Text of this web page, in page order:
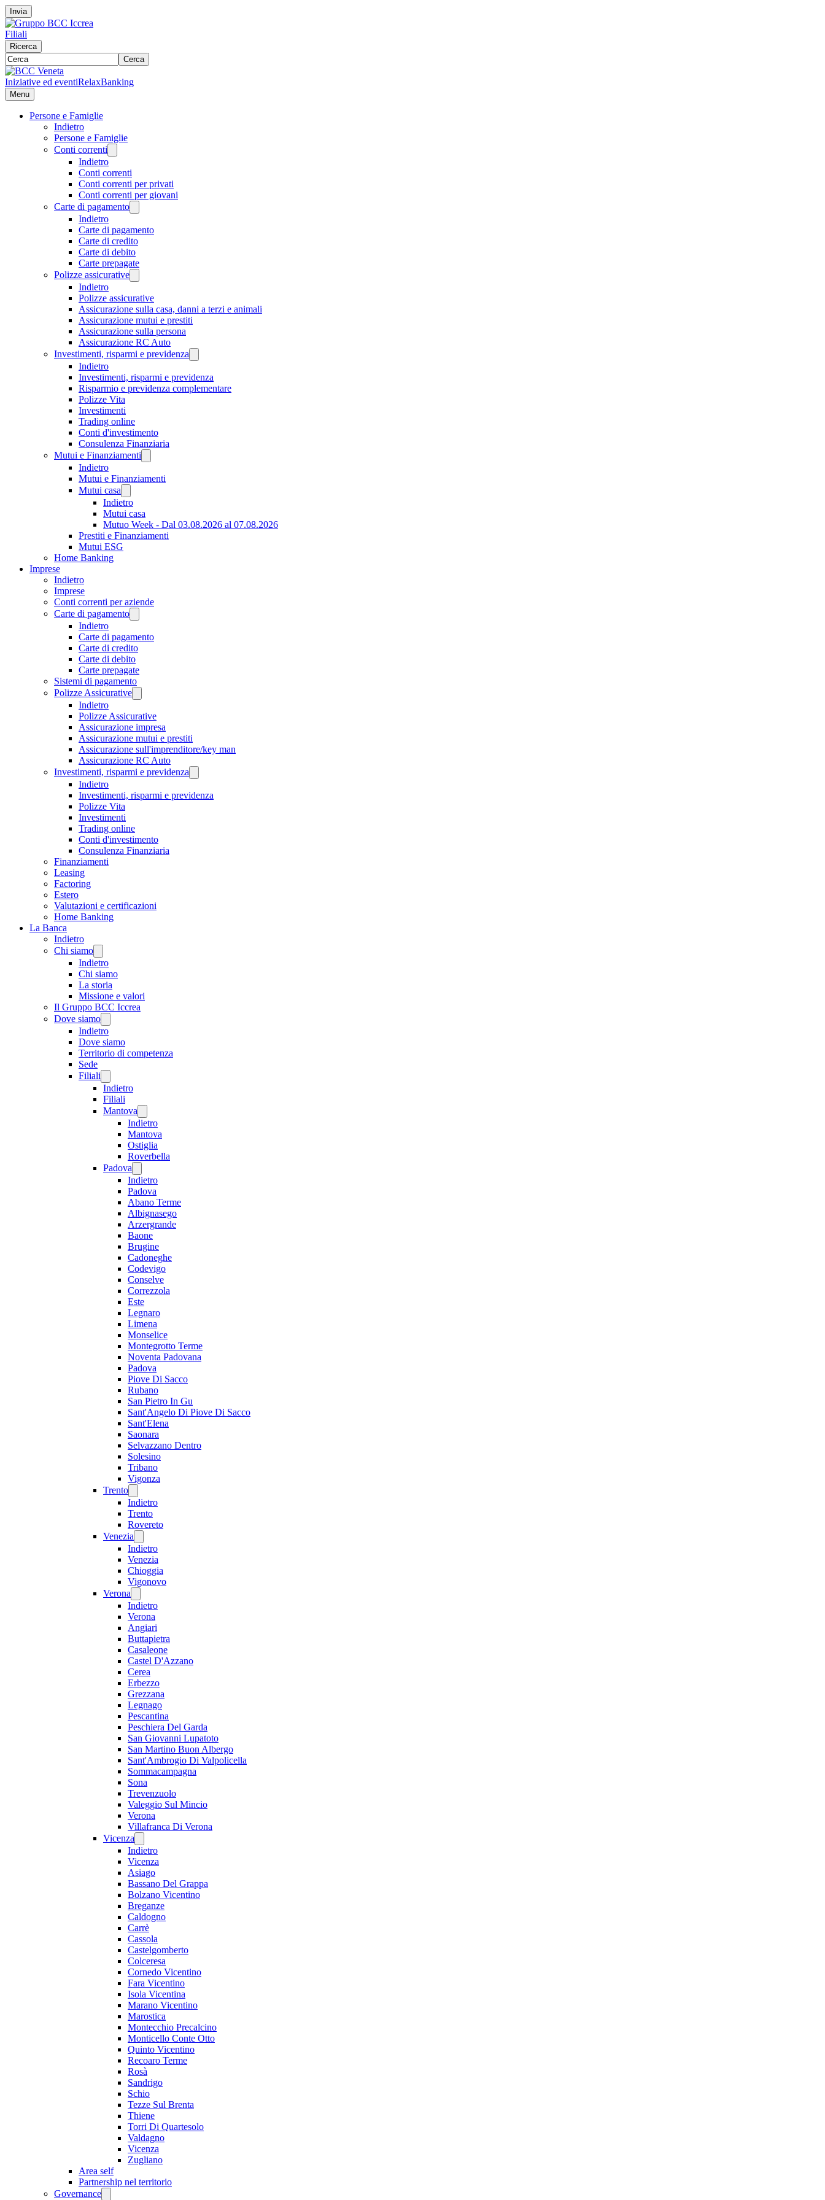
Invia
Filiali
Ricerca
Cerca
Iniziative ed eventiRelaxBanking
Menu
Persone e Famiglie
Indietro
Persone e Famiglie
Conti correnti
Indietro
Conti correnti
Conti correnti per privati
Conti correnti per giovani
Carte di pagamento
Indietro
Carte di pagamento
Carte di credito
Carte di debito
Carte prepagate
Polizze assicurative
Indietro
Polizze assicurative
Assicurazione sulla casa, danni a terzi e animali
Assicurazione mutui e prestiti
Assicurazione sulla persona
Assicurazione RC Auto
Investimenti, risparmi e previdenza
Indietro
Investimenti, risparmi e previdenza
Risparmio e previdenza complementare
Polizze Vita
Investimenti
Trading online
Conti d'investimento
Consulenza Finanziaria
Mutui e Finanziamenti
Indietro
Mutui e Finanziamenti
Mutui casa
Indietro
Mutui casa
Mutuo Week - Dal 03.08.2026 al 07.08.2026
Prestiti e Finanziamenti
Mutui ESG
Home Banking
Imprese
Indietro
Imprese
Conti correnti per aziende
Carte di pagamento
Indietro
Carte di pagamento
Carte di credito
Carte di debito
Carte prepagate
Sistemi di pagamento
Polizze Assicurative
Indietro
Polizze Assicurative
Assicurazione impresa
Assicurazione mutui e prestiti
Assicurazione sull'imprenditore/key man
Assicurazione RC Auto
Investimenti, risparmi e previdenza
Indietro
Investimenti, risparmi e previdenza
Polizze Vita
Investimenti
Trading online
Conti d'investimento
Consulenza Finanziaria
Finanziamenti
Leasing
Factoring
Estero
Valutazioni e certificazioni
Home Banking
La Banca
Indietro
Chi siamo
Indietro
Chi siamo
La storia
Missione e valori
Il Gruppo BCC Iccrea
Dove siamo
Indietro
Dove siamo
Territorio di competenza
Sede
Filiali
Indietro
Filiali
Mantova
Indietro
Mantova
Ostiglia
Roverbella
Padova
Indietro
Padova
Abano Terme
Albignasego
Arzergrande
Baone
Brugine
Cadoneghe
Codevigo
Conselve
Correzzola
Este
Legnaro
Limena
Monselice
Montegrotto Terme
Noventa Padovana
Padova
Piove Di Sacco
Rubano
San Pietro In Gu
Sant'Angelo Di Piove Di Sacco
Sant'Elena
Saonara
Selvazzano Dentro
Solesino
Tribano
Vigonza
Trento
Indietro
Trento
Rovereto
Venezia
Indietro
Venezia
Chioggia
Vigonovo
Verona
Indietro
Verona
Angiari
Buttapietra
Casaleone
Castel D'Azzano
Cerea
Erbezzo
Grezzana
Legnago
Pescantina
Peschiera Del Garda
San Giovanni Lupatoto
San Martino Buon Albergo
Sant'Ambrogio Di Valpolicella
Sommacampagna
Sona
Trevenzuolo
Valeggio Sul Mincio
Verona
Villafranca Di Verona
Vicenza
Indietro
Vicenza
Asiago
Bassano Del Grappa
Bolzano Vicentino
Breganze
Caldogno
Carrè
Cassola
Castelgomberto
Colceresa
Cornedo Vicentino
Fara Vicentino
Isola Vicentina
Marano Vicentino
Marostica
Montecchio Precalcino
Monticello Conte Otto
Quinto Vicentino
Recoaro Terme
Rosà
Sandrigo
Schio
Tezze Sul Brenta
Thiene
Torri Di Quartesolo
Valdagno
Vicenza
Zugliano
Area self
Partnership nel territorio
Governance